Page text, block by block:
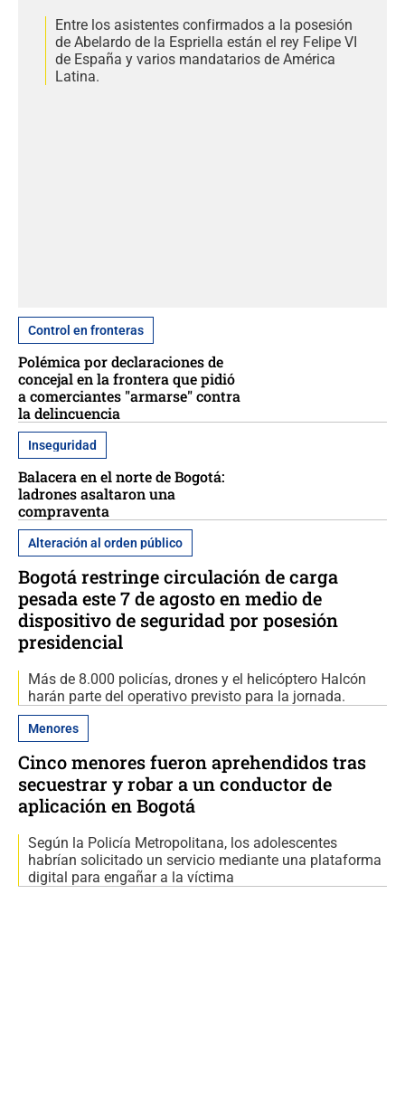
Entre los asistentes confirmados a la posesión
de Abelardo de la Espriella están el rey Felipe VI
de España y varios mandatarios de América
Latina.
Control en fronteras
Polémica por declaraciones de
concejal en la frontera que pidió
a comerciantes "armarse" contra
la delincuencia
Inseguridad
Balacera en el norte de Bogotá:
ladrones asaltaron una
compraventa
Alteración al orden público
Bogotá restringe circulación de carga
pesada este 7 de agosto en medio de
dispositivo de seguridad por posesión
presidencial
Más de 8.000 policías, drones y el helicóptero Halcón
harán parte del operativo previsto para la jornada.
Menores
Cinco menores fueron aprehendidos tras
secuestrar y robar a un conductor de
aplicación en Bogotá
Según la Policía Metropolitana, los adolescentes
habrían solicitado un servicio mediante una plataforma
digital para engañar a la víctima